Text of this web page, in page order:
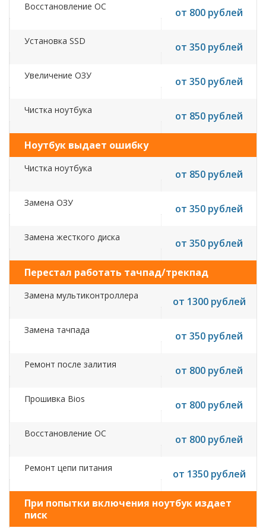
Восстановление ОС от 800 рублей
Установка SSD от 350 рублей
Увеличение ОЗУ от 350 рублей
Чистка ноутбука от 850 рублей
Ноутбук выдает ошибку
Чистка ноутбука от 850 рублей
Замена ОЗУ от 350 рублей
Замена жесткого диска от 350 рублей
Перестал работать тачпад/трекпад
Замена мультиконтроллера от 1300 рублей
Замена тачпада от 350 рублей
Ремонт после залития от 800 рублей
Прошивка Bios от 800 рублей
Восстановление ОС от 800 рублей
Ремонт цепи питания от 1350 рублей
При попытки включения ноутбук издает
писк